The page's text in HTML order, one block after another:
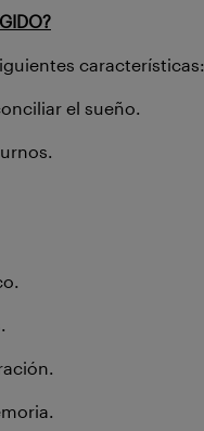
características:
el sueño.